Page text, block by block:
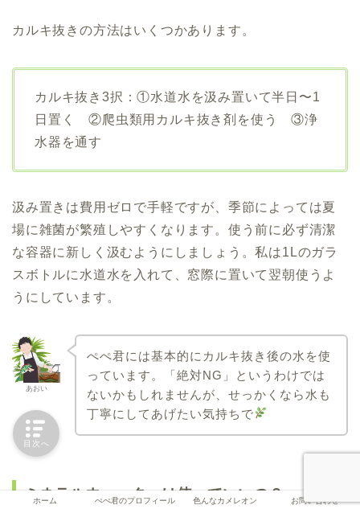
カルキ抜きの方法はいくつかあります。
カルキ抜き3択：①水道水を汲み置いて半日〜1
日置く ②爬虫類用カルキ抜き剤を使う ③浄
水器を通す
汲み置きは費用ゼロで手軽ですが、季節によっては夏
場に雑菌が繁殖しやすくなります。使う前に必ず清潔
な容器に新しく汲むようにしましょう。私は1Lのガラ
スボトルに水道水を入れて、窓際に置いて翌朝使うよ
うにしています。
あおい
ぺぺ君には基本的にカルキ抜き後の水を使
っています。「絶対NG」というわけでは
ないかもしれませんが、せっかくなら水も
丁寧にしてあげたい気持ちで
ミネラルウォーターは使っていいの？
ホーム ぺぺ君のプロフィール 色んなカメレオン お問い合わせ
目次へ